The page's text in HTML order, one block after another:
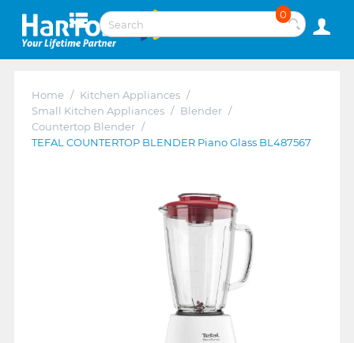
0
Home / Kitchen Appliances /
Small Kitchen Appliances / Blender /
Countertop Blender /
TEFAL COUNTERTOP BLENDER Piano Glass BL487567